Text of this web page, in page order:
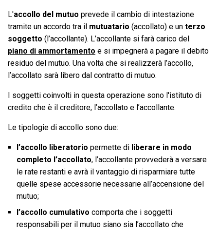
L'accollo del mutuo prevede il cambio di intestazione
tramite un accordo tra il mutuatario (accollato) e un terzo
soggetto (l’accollante). L’accollante si farà carico del
piano di ammortamento e si impegnerà a pagare il debito
residuo del mutuo. Una volta che si realizzerà l’accollo,
l’accollato sarà libero dal contratto di mutuo.
I soggetti coinvolti in questa operazione sono l'istituto di
credito che è il creditore, l’accollato e l’accollante.
Le tipologie di accollo sono due:
l’accollo liberatorio permette di liberare in modo
completo l’accollato, l’accollante provvederà a versare
le rate restanti e avrà il vantaggio di risparmiare tutte
quelle spese accessorie necessarie all’accensione del
mutuo;
l’accollo cumulativo comporta che i soggetti
responsabili per il mutuo siano sia l’accollato che